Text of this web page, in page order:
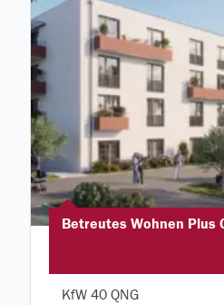
Betreutes Wohnen Plus
KfW 40 QNG